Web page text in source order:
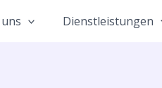
Dienstleistungen